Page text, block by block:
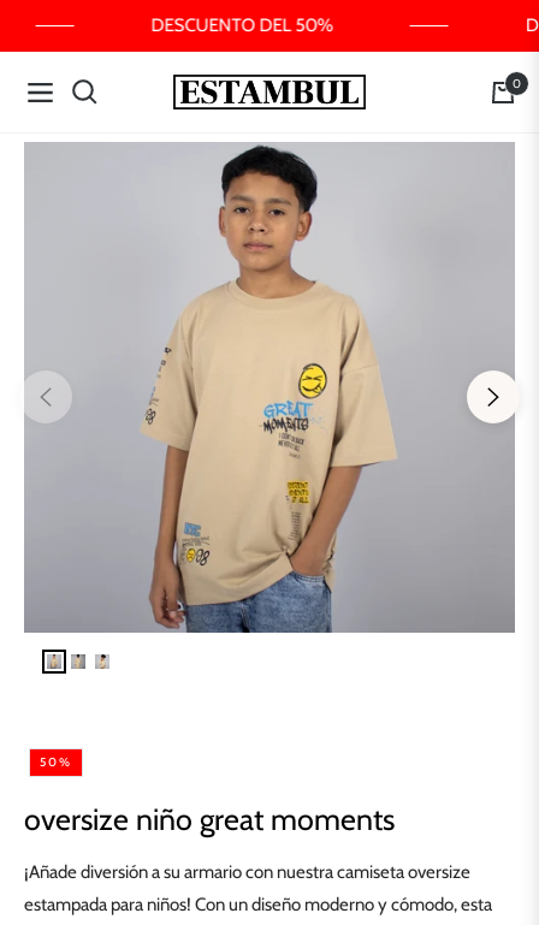
DESCUENTO DEL 50%
Navigation Carrito
0
50%
oversize niño great moments
¡Añade diversión a su armario con nuestra camiseta oversize
estampada para niños! Con un diseño moderno y cómodo, esta